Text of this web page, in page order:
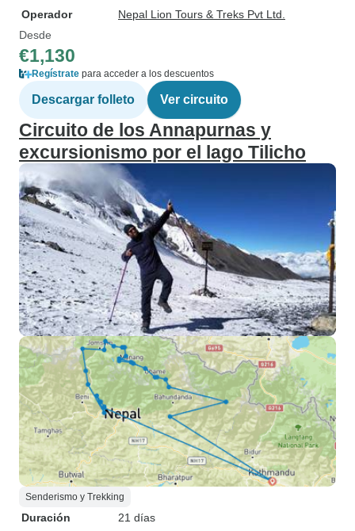
Operador
Nepal Lion Tours & Treks Pvt Ltd.
Desde
€1,130
Regístrate para acceder a los descuentos
Descargar folleto Ver circuito
Circuito de los Annapurnas y
excursionismo por el lago Tilicho
Senderismo y Trekking
Duración 21 días